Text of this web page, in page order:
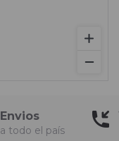
Envios
a todo el país